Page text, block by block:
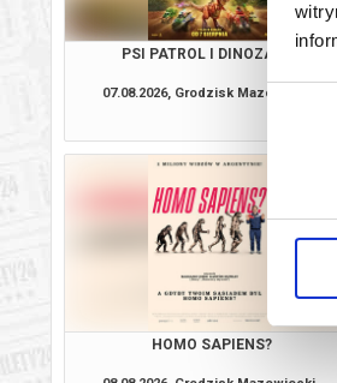
Wybór
PSI PATROL I DINOZAURY
07.08.2026, Grodzisk Mazowiecki
HOMO SAPIENS?